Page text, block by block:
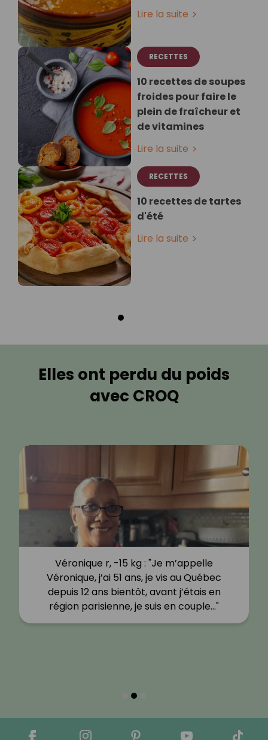
Lire la suite
RECETTES
10 recettes de soupes
froides pour faire le
plein de fraîcheur et
de vitamines
Lire la suite
RECETTES
10 recettes de tartes
d'été
Lire la suite
Elles ont perdu du poids
avec CROQ
Véronique r, -15 kg : "Je m’appelle
Véronique, j’ai 51 ans, je vis au Québec
depuis 12 ans bientôt, avant j’étais en
région parisienne, je suis en couple…"